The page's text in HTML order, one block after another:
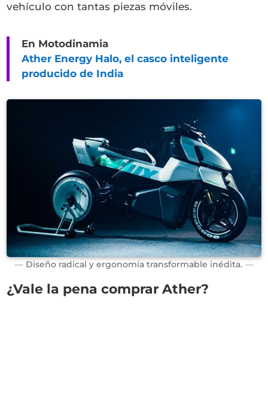
vehículo con tantas piezas móviles.
En Motodinamia
Ather Energy Halo, el casco inteligente
producido de India
Diseño radical y ergonomía transformable inédita.
¿Vale la pena comprar Ather?